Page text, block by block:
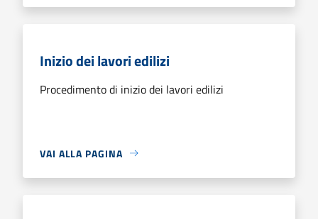
Inizio dei lavori edilizi
Procedimento di inizio dei lavori edilizi
VAI ALLA PAGINA